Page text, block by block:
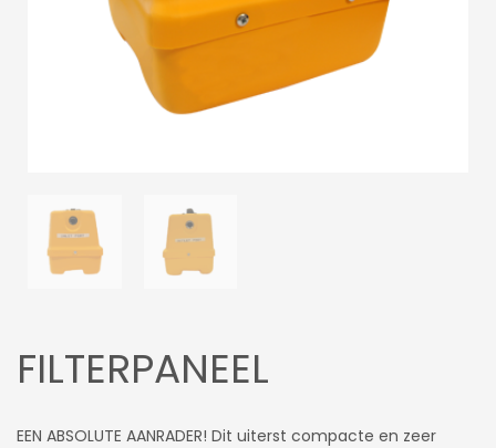
FILTERPANEEL
EEN ABSOLUTE AANRADER! Dit uiterst compacte en zeer